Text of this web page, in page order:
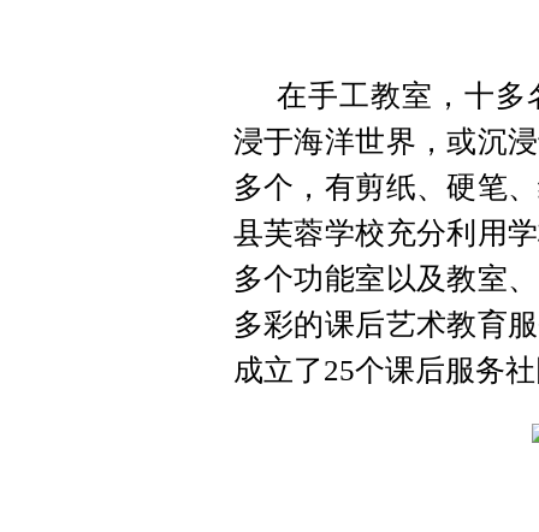
在手工教室，十多
浸于海洋世界，或沉
多个，有剪纸、硬笔
县芙蓉学校充分利用
多个功能室以及教室
多彩的课后艺术教育
成立了25个课后服务